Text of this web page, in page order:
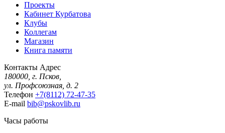
Проекты
Кабинет Курбатова
Клубы
Коллегам
Магазин
Книга памяти
Контакты Адрес
180000, г. Псков,
ул. Профсоюзная, д. 2
Телефон +7(8112) 72-47-35
E-mail bib@pskovlib.ru
Часы работы